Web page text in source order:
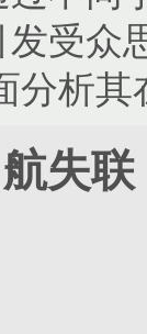
受众
分析
失